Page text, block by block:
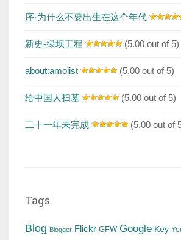
序·为什么不要出生在这个年代
新史-绿坝工程 (5.00 out of 5)
about:amoiist (5.00 out of 5)
给中国人扫墓 (5.00 out of 5)
二十一年未完成 (5.00 out of
Tags
Blog Blogger Flickr GFW Google Key